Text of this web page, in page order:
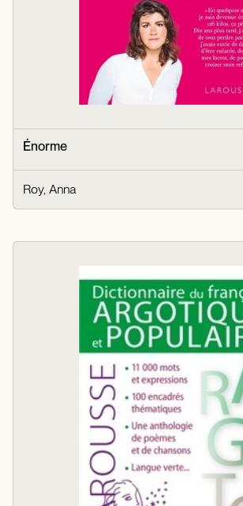
Énorme
Roy, Anna